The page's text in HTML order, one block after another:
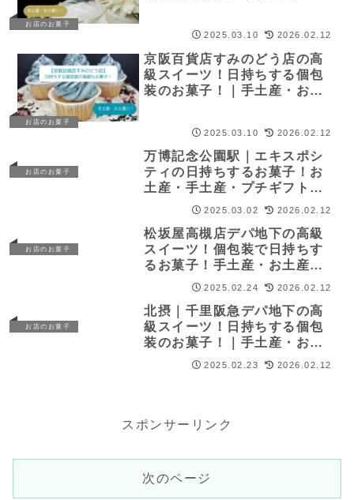
お店のお菓子
2025.03.10 2026.02.12
お店のお菓子
京阪百貨店すみのどう店の高
級スイーツ！日持ちする個包
装のお菓子！｜手土産・お土
2025.03.10 2026.02.12
お店のお菓子
万博記念公園駅｜エキスポシ
ティの日持ちするお菓子！お
土産・手土産・プチギフト
2025.03.02 2026.02.12
お店のお菓子
松坂屋高槻店デパ地下の高級
スイーツ！個包装で日持ちす
るお菓子！手土産・お土産
2025.02.24 2026.02.12
お店のお菓子
北摂｜千里阪急デパ地下の高
級スイーツ！日持ちする個包
装のお菓子！｜手土産・お土
2025.02.23 2026.02.12
スポンサーリンク
次のページ